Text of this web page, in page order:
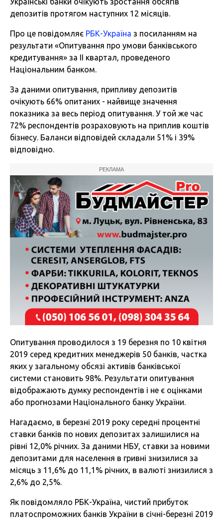
депозитів протягом наступних 12 місяців.
Про це повідомляє РБК-Україна з посиланням на
результати «Опитування про умови банківського
кредитування» за II квартал, проведеного
Національним банком.
За даними опитування, припливу депозитів
очікують 66% опитаних - найвище значення
показника за весь період опитування. У той же час
72% респондентів розраховують на приплив коштів
бізнесу. Баланси відповідей складали 51% і 39%
відповідно.
РЕКЛАМА
Опитування проводилося з 19 березня по 10 квітня
2019 серед кредитних менеджерів 50 банків, частка
яких у загальному обсязі активів банківської
системи становить 98%. Результати опитування
відображають думку респондентів і не є оцінками
або прогнозами Національного банку України.
Нагадаємо, в березні 2019 року середні процентні
ставки банків по нових депозитах залишилися на
рівні 12,0% річних. За даними НБУ, ставки за новими
депозитами для населення в гривні знизилися за
місяць з 11,6% до 11,1% річних, в валюті знизилися з
2,6% до 2,5%.
Як повідомляло РБК-Україна, чистий прибуток
платоспроможних банків України в січні-березні 2019